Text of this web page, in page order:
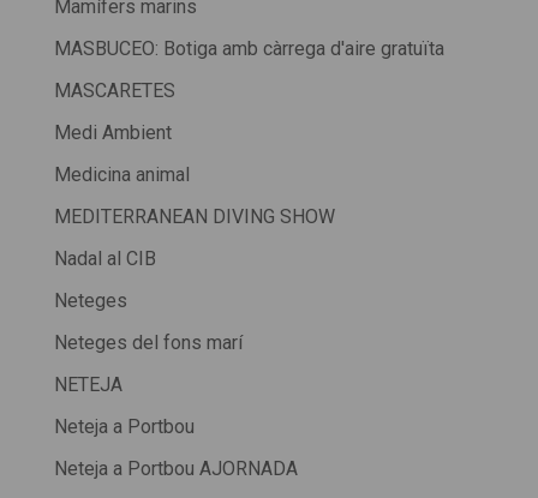
Mamífers marins
MASBUCEO: Botiga amb càrrega d'aire gratuïta
MASCARETES
Medi Ambient
Medicina animal
MEDITERRANEAN DIVING SHOW
Nadal al CIB
Neteges
Neteges del fons marí
NETEJA
Neteja a Portbou
Neteja a Portbou AJORNADA